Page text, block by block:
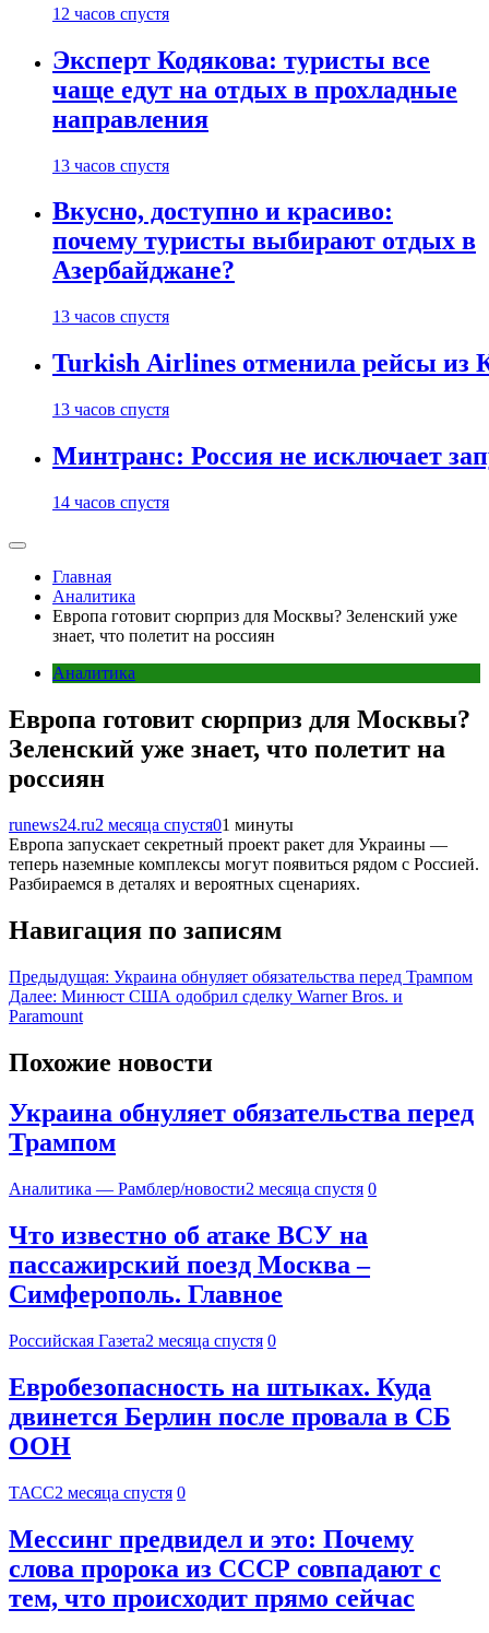
12 часов спустя
Эксперт Кодякова: туристы все
чаще едут на отдых в прохладные
направления
13 часов спустя
Вкусно, доступно и красиво:
почему туристы выбирают отдых в
Азербайджане?
13 часов спустя
Turkish Airlines отменила рейсы из
13 часов спустя
Минтранс: Россия не исключает
14 часов спустя
Главная
Аналитика
Европа готовит сюрприз для Москвы? Зеленский уже
знает, что полетит на россиян
Аналитика
Европа готовит сюрприз для Москвы?
Зеленский уже знает, что полетит на
россиян
runews24.ru2 месяца спустя01 минуты
Европа запускает секретный проект ракет для Украины —
теперь наземные комплексы могут появиться рядом с Россией.
Разбираемся в деталях и вероятных сценариях.
Навигация по записям
Предыдущая: Украина обнуляет обязательства перед Трампом
Далее: Минюст США одобрил сделку Warner Bros. и
Paramount
Похожие новости
Украина обнуляет обязательства перед
Трампом
Аналитика — Рамблер/новости2 месяца спустя 0
Что известно об атаке ВСУ на
пассажирский поезд Москва –
Симферополь. Главное
Российская Газета2 месяца спустя 0
Евробезопасность на штыках. Куда
двинется Берлин после провала в СБ
ООН
ТАСС2 месяца спустя 0
Мессинг предвидел и это: Почему
слова пророка из СССР совпадают с
тем, что происходит прямо сейчас